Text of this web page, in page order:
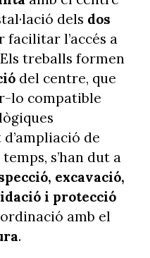
dels dos
facilitar l’accés a
treballs formen
del centre, que
lo compatible
de
s’han dut a
excavació,
i protecció
amb el
.